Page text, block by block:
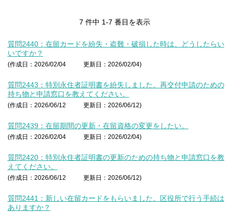
7 件中 1-7 番目を表示
質問2440：在留カードを紛失・盗難・破損した時は、どうしたらい
いですか？
(作成日：2026/02/04 更新日：2026/02/04)
質問2443：特別永住者証明書を紛失しました。再交付申請のための
持ち物と申請窓口を教えてください。
(作成日：2026/06/12 更新日：2026/06/12)
質問2439：在留期間の更新・在留資格の変更をしたい。
(作成日：2026/02/04 更新日：2026/02/04)
質問2420：特別永住者証明書の更新のための持ち物と申請窓口を教
えてください。
(作成日：2026/06/12 更新日：2026/06/12)
質問2441：新しい在留カードをもらいました。区役所で行う手続は
ありますか？